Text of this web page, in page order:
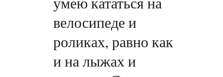
велосипеде и
роликах, равно как
и на лыжах и